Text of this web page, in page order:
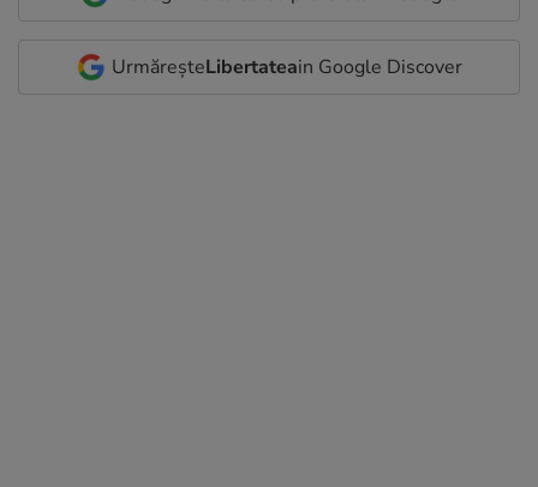
UrmăreșteLibertateain Google Discover